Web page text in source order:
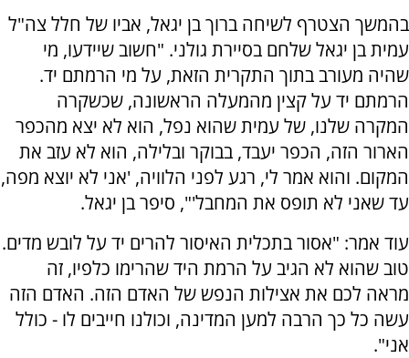
בהמשך הצטרף לשיחה ברוך בן יגאל, אביו של חלל צה"ל
עמית בן יגאל שלחם בסיירת גולני. "חשוב שיידעו, מי
שהיה מעורב בתוך התקרית הזאת, על מי הרמתם יד.
הרמתם יד על קצין מהמעלה הראשונה, שכשקרה
המקרה שלנו, של עמית שהוא נפל, הוא לא יצא מהכפר
הארור הזה, הכפר יעבד, בבוקר ובלילה, הוא לא עזב את
המקום. והוא אמר לי, רגע לפני הלוויה, 'אני לא יוצא מפה,
עד שאני לא תופס את המחבל'", סיפר בן יגאל.
עוד אמר: "אסור בתכלית האיסור להרים יד על לובש מדים.
טוב שהוא לא הגיב על הרמת היד שהרימו כלפיו, זה
מראה לכם את אצילות הנפש של האדם הזה. האדם הזה
עשה כל כך הרבה למען המדינה, וכולנו חייבים לו - כולל
אני".